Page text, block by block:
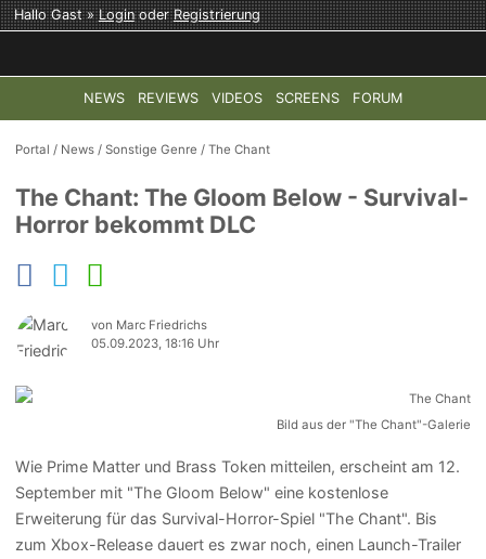
Hallo Gast »LoginoderRegistrierung
NEWS REVIEWS VIDEOS SCREENS FORUM
TOP-THEMEN: COD: MODERN WARFARE 4 HALO:
Portal / News /Sonstige Genre /The Chant
The Chant: The Gloom Below - Survival-
Horror bekommt DLC
von Marc Friedrichs
05.09.2023, 18:16 Uhr
Bild aus der "The Chant"-Galerie
Wie Prime Matter und Brass Token mitteilen, erscheint am 12.
September mit "The Gloom Below" eine kostenlose
Erweiterung für das Survival-Horror-Spiel "The Chant". Bis
zum Xbox-Release dauert es zwar noch, einen Launch-Trailer